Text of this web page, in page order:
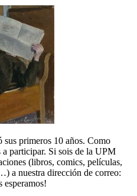
primeros 10 años. Como
a participar. Si sois de la UPM
(libros, comics, películas,
a nuestra dirección de correo:
esperamos!